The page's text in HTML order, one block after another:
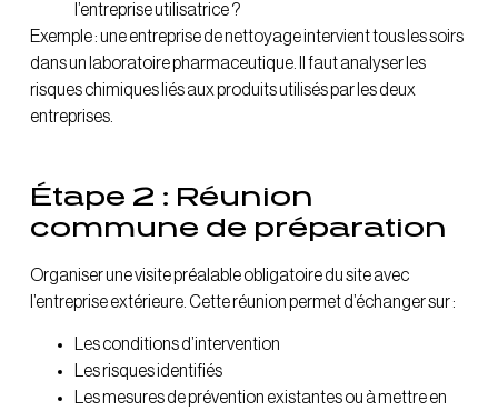
l’entreprise utilisatrice ?
Exemple : une entreprise de nettoyage intervient tous les soirs
dans un laboratoire pharmaceutique. Il faut analyser les
risques chimiques liés aux produits utilisés par les deux
entreprises.
Étape 2 : Réunion
commune de préparation
Organiser une visite préalable obligatoire du site avec
l’entreprise extérieure. Cette réunion permet d’échanger sur :
Les conditions d’intervention
Les risques identifiés
Les mesures de prévention existantes ou à mettre en